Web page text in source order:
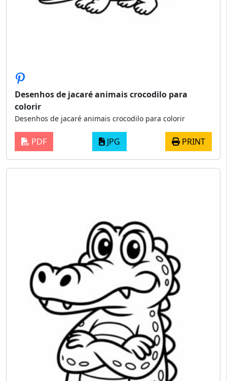
Desenhos de jacaré animais crocodilo para
colorir
Desenhos de jacaré animais crocodilo para colorir
PDF JPG PRINT